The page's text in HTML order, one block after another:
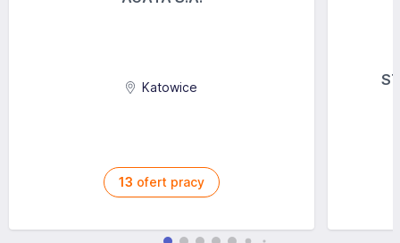
Katowice
13 ofert pracy